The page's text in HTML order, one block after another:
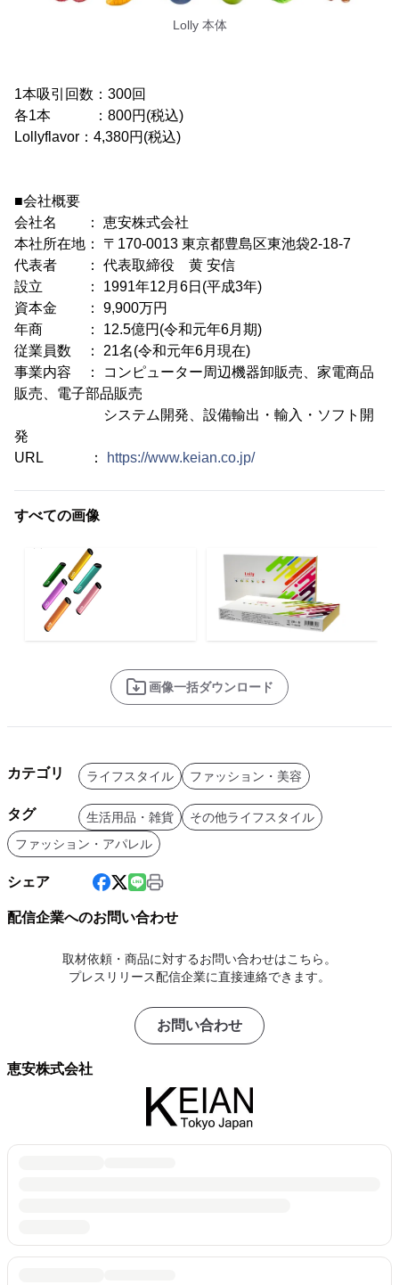
Lolly 本体
1本吸引回数：300回
各1本 ：800円(税込)
Lollyflavor：4,380円(税込)
■会社概要
会社名 ： 恵安株式会社
本社所在地： 〒170-0013 東京都豊島区東池袋2-18-7
代表者 ： 代表取締役 黄 安信
設立 ： 1991年12月6日(平成3年)
資本金 ： 9,900万円
年商 ： 12.5億円(令和元年6月期)
従業員数 ： 21名(令和元年6月現在)
事業内容 ： コンピューター周辺機器卸販売、家電商品
販売、電子部品販売
システム開発、設備輸出・輸入・ソフト開
発
URL ：
https://www.keian.co.jp/
すべての画像
画像一括ダウンロード
カテゴリ ライフスタイル ファッション・美容
タグ 生活用品・雑貨
その他ライフスタイル
ファッション・アパレル
シェア
配信企業へのお問い合わせ
取材依頼・商品に対するお問い合わせはこちら。
プレスリリース配信企業に直接連絡できます。
お問い合わせ
恵安株式会社